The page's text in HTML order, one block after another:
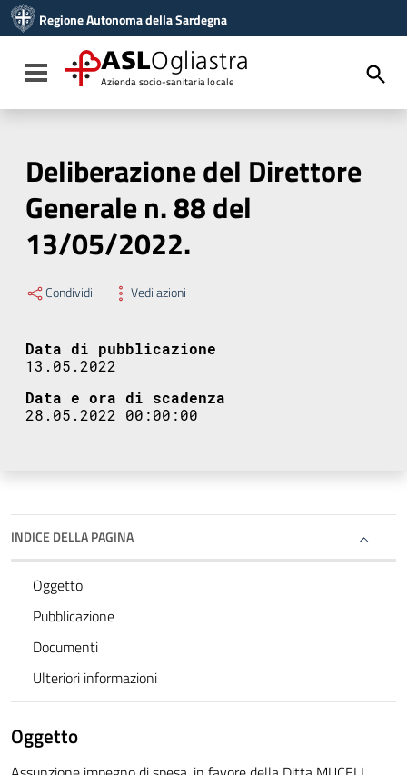
Vai al menu di navigazione
Vai al footer
Regione Autonoma della Sardegna
Toggle navigation
ASLOgliastra
Azienda socio-sanitaria locale
Deliberazione del Direttore
Generale n. 88 del
13/05/2022.
Condividi Vedi azioni
Data di pubblicazione
13.05.2022
Data e ora di scadenza
28.05.2022 00:00:00
INDICE DELLA PAGINA
Oggetto
Pubblicazione
Documenti
Ulteriori informazioni
Oggetto